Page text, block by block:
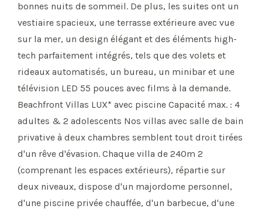
bonnes nuits de sommeil. De plus, les suites ont un
vestiaire spacieux, une terrasse extérieure avec vue
sur la mer, un design élégant et des éléments high-
tech parfaitement intégrés, tels que des volets et
rideaux automatisés, un bureau, un minibar et une
télévision LED 55 pouces avec films à la demande.
Beachfront Villas LUX* avec piscine Capacité max. : 4
adultes & 2 adolescents Nos villas avec salle de bain
privative à deux chambres semblent tout droit tirées
d'un rêve d'évasion. Chaque villa de 240m 2
(comprenant les espaces extérieurs), répartie sur
deux niveaux, dispose d'un majordome personnel,
d'une piscine privée chauffée, d'un barbecue, d'une